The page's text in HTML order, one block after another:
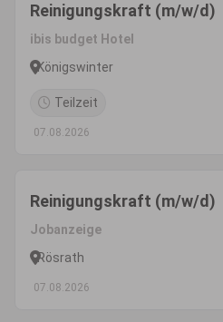
Reinigungskraft (m/w/d)
ibis budget Hotel
Königswinter
Teilzeit
07.08.2026
Reinigungskraft (m/w/d)
Jobanzeige
Rösrath
07.08.2026